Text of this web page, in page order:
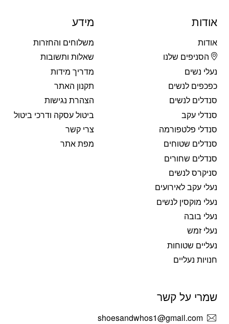
אודות
אודות
הסניפים שלנו
נעלי נשים
כפכפים לנשים
סנדלים לנשים
סנדלי עקב
סנדלי פלטפורמה
סנדלים שטוחים
סנדלים שחורים
סניקרס לנשים
נעלי עקב לאירועים
נעלי מוקסין לנשים
נעלי בובה
נעלי זמש
נעליים שטוחות
חנויות נעליים
מידע
משלוחים והחזרות
שאלות ותשובות
מדריך מידות
תקנון האתר
הצהרת נגישות
ביטול עסקה ודרכי ביטול
צרי קשר
מפת אתר
שמרי על קשר
shoesandwhos1@gmail.com